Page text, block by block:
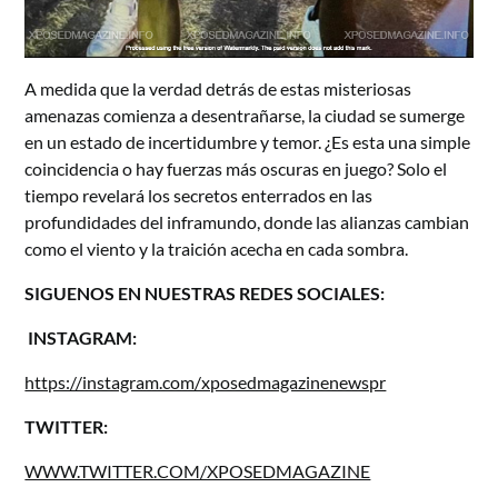
A medida que la verdad detrás de estas misteriosas
amenazas comienza a desentrañarse, la ciudad se sumerge
en un estado de incertidumbre y temor. ¿Es esta una simple
coincidencia o hay fuerzas más oscuras en juego? Solo el
tiempo revelará los secretos enterrados en las
profundidades del inframundo, donde las alianzas cambian
como el viento y la traición acecha en cada sombra.
SIGUENOS EN NUESTRAS REDES SOCIALES:
INSTAGRAM:
https://instagram.com/xposedmagazinenewspr
TWITTER:
WWW.TWITTER.COM/XPOSEDMAGAZINE